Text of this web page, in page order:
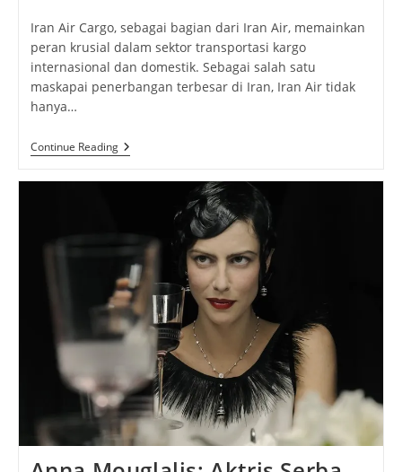
Iran Air Cargo, sebagai bagian dari Iran Air, memainkan
peran krusial dalam sektor transportasi kargo
internasional dan domestik. Sebagai salah satu
maskapai penerbangan terbesar di Iran, Iran Air tidak
hanya…
Continue ReadingIran
Air
Pengiriman
Kargo
Udara
Yang
Efisien
Dan
Terpercaya